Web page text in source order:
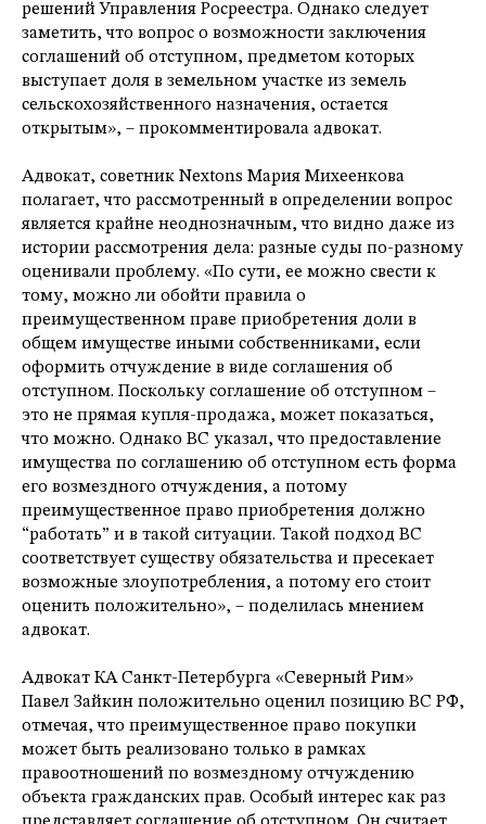
решений Управления Росреестра. Однако следует
заметить, что вопрос о возможности заключения
соглашений об отступном, предметом которых
выступает доля в земельном участке из земель
сельскохозяйственного назначения, остается
открытым», – прокомментировала адвокат.
Адвокат, советник Nextons Мария Михеенкова
полагает, что рассмотренный в определении вопрос
является крайне неоднозначным, что видно даже из
истории рассмотрения дела: разные суды по-разному
оценивали проблему. «По сути, ее можно свести к
тому, можно ли обойти правила о
преимущественном праве приобретения доли в
общем имуществе иными собственниками, если
оформить отчуждение в виде соглашения об
отступном. Поскольку соглашение об отступном –
это не прямая купля-продажа, может показаться,
что можно. Однако ВС указал, что предоставление
имущества по соглашению об отступном есть форма
его возмездного отчуждения, а потому
преимущественное право приобретения должно
“работать” и в такой ситуации. Такой подход ВС
соответствует существу обязательства и пресекает
возможные злоупотребления, а потому его стоит
оценить положительно», – поделилась мнением
адвокат.
Адвокат КА Санкт-Петербурга «Северный Рим»
Павел Зайкин положительно оценил позицию ВС РФ,
отмечая, что преимущественное право покупки
может быть реализовано только в рамках
правоотношений по возмездному отчуждению
объекта гражданских прав. Особый интерес как раз